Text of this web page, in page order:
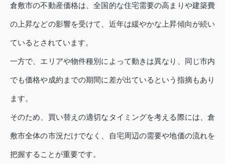
倉敷市の不動産価格は、全国的な住宅需要の高まりや建築費
の上昇などの影響を受けて、近年は緩やかな上昇傾向が続い
ているとされています。
一方で、エリアや物件種別によって動きは異なり、同じ市内
でも価格や成約までの期間に差が出ているという指摘もあり
ます。
そのため、買い替えの適切なタイミングを考える際には、倉
敷市全体の市況だけでなく、自宅周辺の需要や地価の流れを
把握することが重要です。